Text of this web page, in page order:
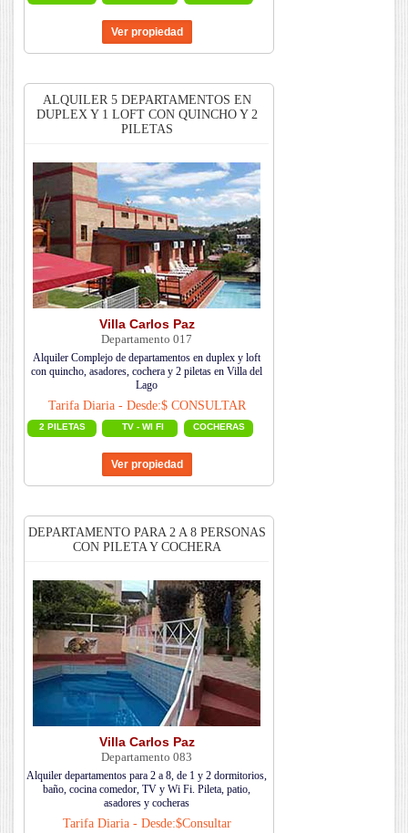
ALQUILER 5 DEPARTAMENTOS EN
DUPLEX Y 1 LOFT CON QUINCHO Y 2
PILETAS
Villa Carlos Paz
Departamento 017
Alquiler Complejo de departamentos en duplex y loft
con quincho, asadores, cochera y 2 piletas en Villa del
Lago
Tarifa Diaria - Desde:$ CONSULTAR
2 PILETAS TV - WI FI COCHERAS
DEPARTAMENTO PARA 2 A 8 PERSONAS
CON PILETA Y COCHERA
Villa Carlos Paz
Departamento 083
Alquiler departamentos para 2 a 8, de 1 y 2 dormitorios,
baño, cocina comedor, TV y Wi Fi. Pileta, patio,
asadores y cocheras
Tarifa Diaria - Desde:$Consultar